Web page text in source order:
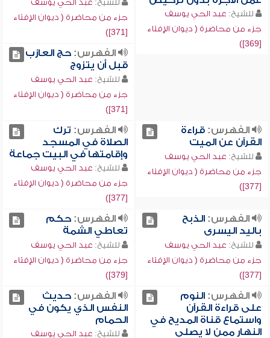
للشيخ: عبد الحي يوسف
جزء من محاضرة ( ديوان الإفتاء
[369])
للشيخ: عبد الحي يوسف
جزء من محاضرة ( ديوان الإفتاء
[371])
الفهرس:حج العازب
قبل أن يتزوج
للشيخ: عبد الحي يوسف
جزء من محاضرة ( ديوان الإفتاء
[371])
الفهرس:قراءة
القرآن عن الميت
للشيخ: عبد الحي يوسف
جزء من محاضرة ( ديوان الإفتاء
[377])
الفهرس: ترك
الصلاة في المسجد
وإقامتها في البيت جماعة
للشيخ: عبد الحي يوسف
جزء من محاضرة ( ديوان الإفتاء
[377])
الفهرس:الذبح
باليد اليسرى
للشيخ: عبد الحي يوسف
جزء من محاضرة ( ديوان الإفتاء
[377])
الفهرس:حكم
تعاطي الشمة
للشيخ: عبد الحي يوسف
جزء من محاضرة ( ديوان الإفتاء
[379])
الفهرس:النوم
على قراءة القرآن
واستماع قناة المديح في
النهار ممن لا يصلي
الفهرس:حديث
النفس الذي يكون في
الحمام
للشيخ: عبد الحي يوسف